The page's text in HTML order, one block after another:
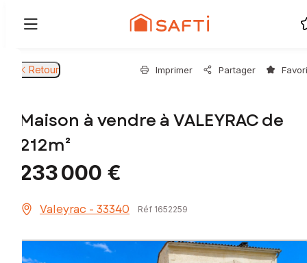
Retour Imprimer Partager
Maison à vendre à VALEYRAC de
212m²
233 000 €
Valeyrac - 33340 Réf 1652259